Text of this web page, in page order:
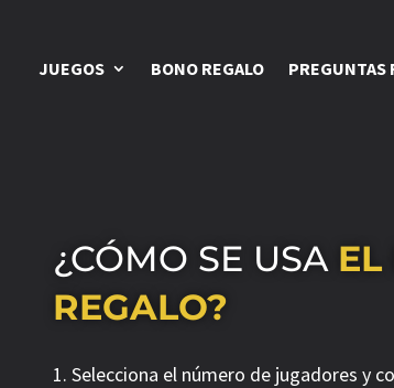
JUEGOS BONO REGALO PREGUNTAS
¿CÓMO SE USA
REGALO?
Selecciona el número de jugadores y